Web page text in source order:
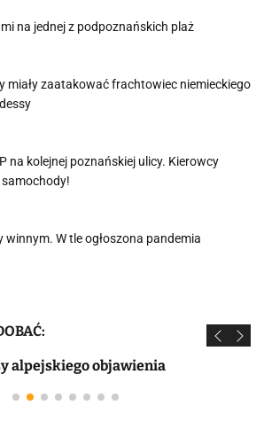
na jednej z podpoznańskich plaż
miały zaatakować frachtowiec niemieckiego
na kolejnej poznańskiej ulicy. Kierowcy
W tle ogłoszona pandemia
alpejskiego objawienia